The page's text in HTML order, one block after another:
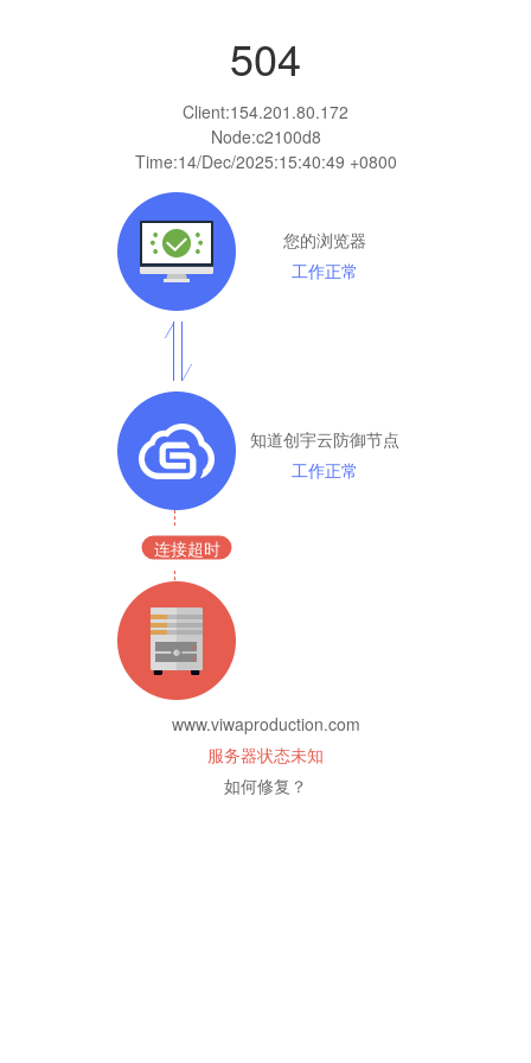
504
Client:154.201.80.172
Node:c2100d8
Time:14/Dec/2025:15:40:49 +0800
您的浏览器
工作正常
知道创宇云防御节点
工作正常
连接超时
www.viwaproduction.com
服务器状态未知
如何修复？